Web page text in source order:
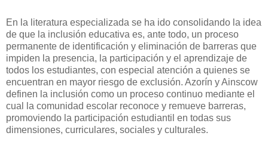
En la literatura especializada se ha ido consolidando la idea
de que la inclusión educativa es, ante todo, un proceso
permanente de identificación y eliminación de barreras que
impiden la presencia, la participación y el aprendizaje de
todos los estudiantes, con especial atención a quienes se
encuentran en mayor riesgo de exclusión. Azorín y Ainscow
definen la inclusión como un proceso continuo mediante el
cual la comunidad escolar reconoce y remueve barreras,
promoviendo la participación estudiantil en todas sus
dimensiones, curriculares, sociales y culturales.